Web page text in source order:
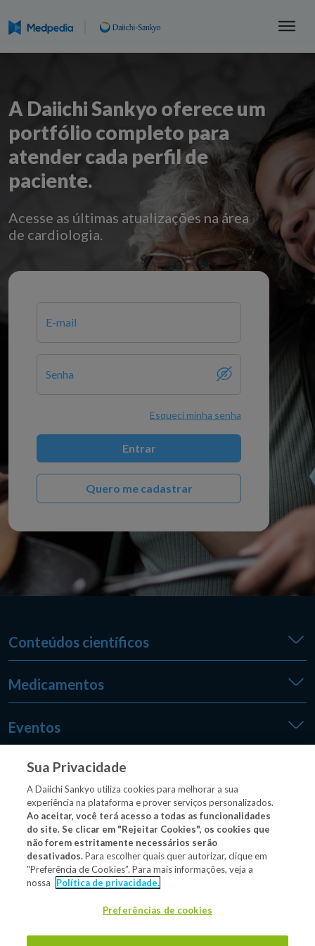
A Daiichi Sankyo oferece um
portfólio completo para
atender cada perfil de
paciente.
Acesse as últimas atualizações na área
de cardiologia.
E-mail
Senha
Esqueci minha senha
Entrar
Quero me cadastrar
Conteúdos científicos
Medicamentos
Eventos
Medpedia
Outros sites
Material/conteúdo destinado exclusivamente a profissionais
de saúde habilitados a prescrever e/ou dispensar
Sua Privacidade
A Daiichi Sankyo utiliza cookies para melhorar a sua
experiência na plataforma e prover serviços personalizados.
Ao aceitar, você terá acesso a todas as funcionalidades
do site. Se clicar em "Rejeitar Cookies", os cookies que
não forem estritamente necessários serão
desativados.Para escolher quais quer autorizar, clique em
"Preferência de Cookies”. Para mais informações, veja a
nossa
Política de privacidade.
Preferências de cookies